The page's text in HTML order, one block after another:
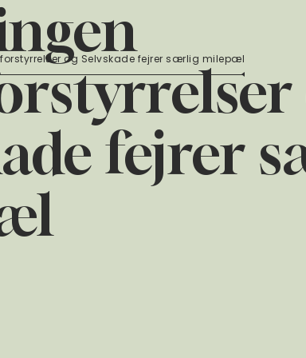
og Selvskade fejrer særlig milepæl
fejrer